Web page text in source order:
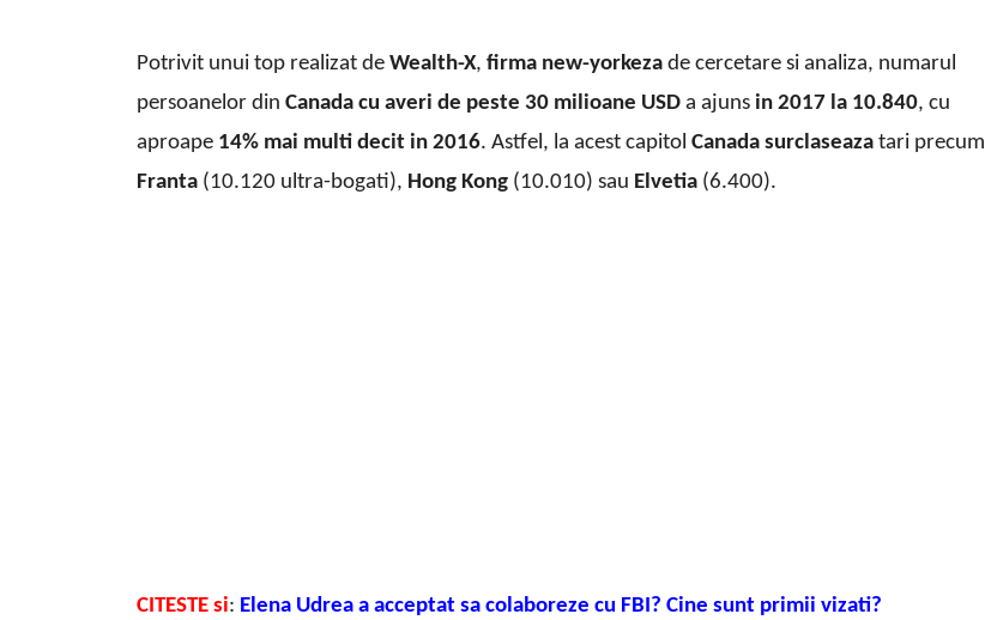
Potrivit unui top realizat de Wealth-X, firma new-yorkeza de cercetare si analiza, numarul
persoanelor din Canada cu averi de peste 30 milioane USD a ajuns in 2017 la 10.840, cu
aproape 14% mai multi decit in 2016. Astfel, la acest capitol Canada surclaseaza tari precum
Franta (10.120 ultra-bogati), Hong Kong (10.010) sau Elvetia (6.400).
CITESTE si: Elena Udrea a acceptat sa colaboreze cu FBI? Cine sunt primii vizati?